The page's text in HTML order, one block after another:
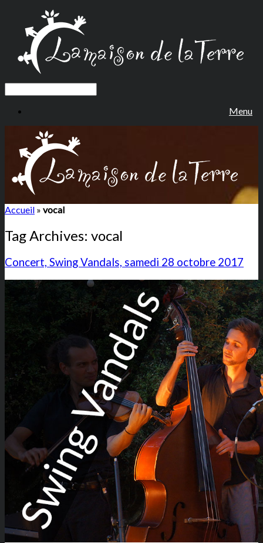
Menu
Accueil » vocal
Tag Archives: vocal
Concert, Swing Vandals, samedi 28 octobre 2017